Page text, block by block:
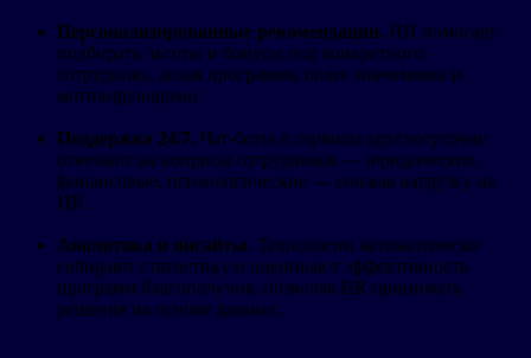
Персонализированные рекомендации. ИИ помогает
подбирать льготы и бонусы под конкретного
сотрудника, делая программы более значимыми и
мотивирующими.
Поддержка 24/7. Чат-боты и сервисы круглосуточно
отвечают на вопросы сотрудников — юридические,
финансовые, психологические — снижая нагрузку на
HR.
Аналитика и инсайты. Технологии автоматически
собирают статистику и оценивают эффективность
программ благополучия, позволяя HR принимать
решения на основе данных.